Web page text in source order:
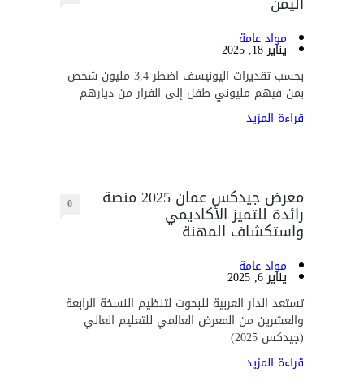
مواد عامة
يناير 18, 2025
بحسب تقديرات اليونيسف اضطر 3,4 مليون شخص
بمن فيهم مليوني طفل إلى الفرار من ديارهم
قراءة المزيد
معرض جيدكس عمان 2025 منصة
رائدة للتميز الأكاديمي
واستكشاف المهنة
0
مواد عامة
يناير 6, 2025
تستعد الدار العربية للبحوث لتنظيم النسخة الرابعة
والعشرين من المعرض العالمي للتعليم العالي
(جيدكس 2025)
قراءة المزيد